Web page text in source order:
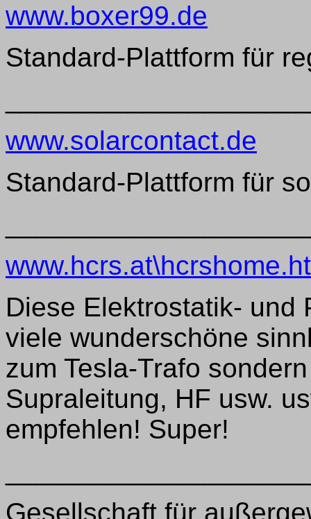
www.boxer99.de
Standard-Plattform für
www.solarcontact.de
Standard-Plattform für
Diese Elektrostatik- und
viele wunderschöne
zum Tesla-Trafo
Supraleitung, HF usw.
empfehlen! Super!
Gesellschaft für